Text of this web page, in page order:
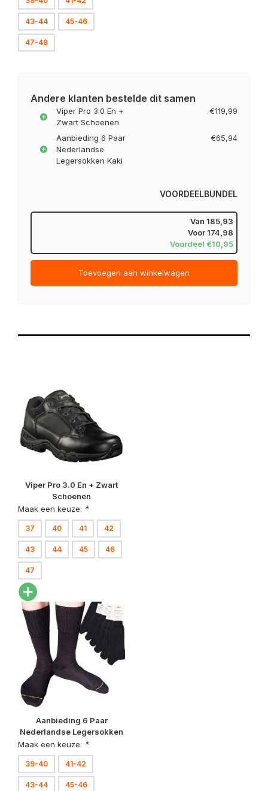
43-44 45-46
47-48
Andere klanten bestelde dit samen
Viper Pro 3.0 En +
Zwart Schoenen
€119,99
Aanbieding 6 Paar
Nederlandse
Legersokken Kaki
€65,94
VOORDEELBUNDEL
Van 185,93
Voor174,98
Voordeel €10,95
Toevoegen aan winkelwagen
Viper Pro 3.0 En + Zwart
Schoenen
Maak een keuze: *
37 40 41 42
43 44 45 46
47
Aanbieding 6 Paar
Nederlandse Legersokken
Zwart
Maak een keuze: *
39-40 41-42
43-44 45-46